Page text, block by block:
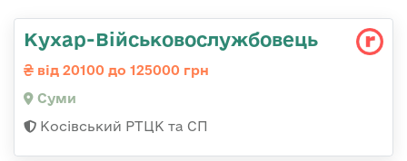
Кухар-Військовослужбовець
від 20100 до 125000 грн
Суми
Косівський РТЦК та СП